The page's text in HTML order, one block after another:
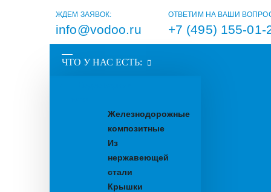
ЖДЕМ ЗАЯВОК:
info@vodoo.ru
ОТВЕТИМ НА ВАШИ
+7 (495) 155-01-
ЧТО У НАС ЕСТЬ:
Железнодорожные
композитные
Из
нержавеющей
стали
Крышки